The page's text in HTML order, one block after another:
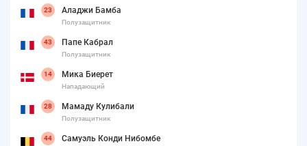
23 Аладжи Бамба
Полузащитник
43 Папе Кабрал
Полузащитник
14 Мика Биерет
Нападающий
28 Мамаду Кулибали
Полузащитник
44 Самуэль Конди Нибомбе